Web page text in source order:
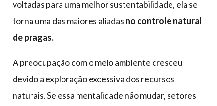
voltadas para uma melhor sustentabilidade, ela se
torna uma das maiores aliadas no controle natural
de pragas.
A preocupação com o meio ambiente cresceu
devido a exploração excessiva dos recursos
naturais. Se essa mentalidade não mudar, setores